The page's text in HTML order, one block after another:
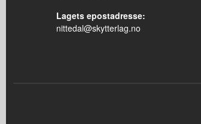
Lagets epostadresse:
nittedal@skytterlag.no